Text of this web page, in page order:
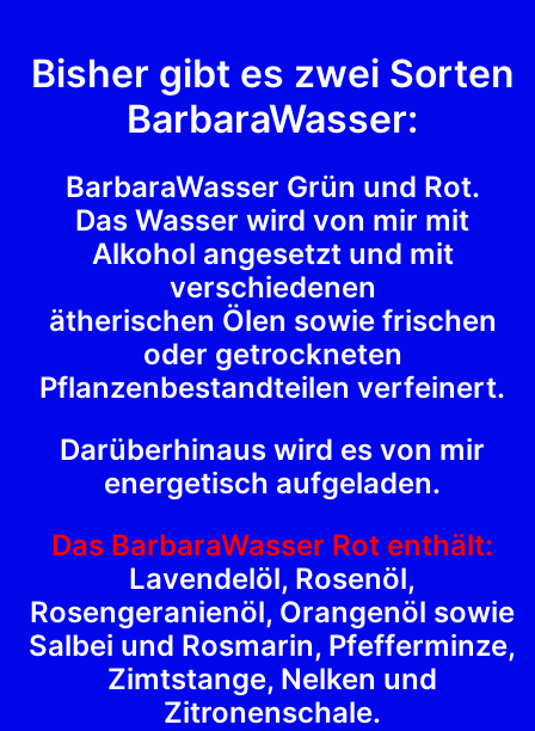
Bisher gibt es zwei Sorten
BarbaraWasser:
BarbaraWasser Grün und Rot.
Das Wasser wird von mir mit
Alkohol angesetzt und mit
verschiedenen
ätherischen Ölen sowie frischen
oder getrockneten
Pflanzenbestandteilen verfeinert.
Darüberhinaus wird es von mir
energetisch aufgeladen.
Das BarbaraWasser Rot enthält:
Lavendelöl, Rosenöl,
Rosengeranienöl, Orangenöl sowie
Salbei und Rosmarin, Pfefferminze,
Zimtstange, Nelken und
Zitronenschale.